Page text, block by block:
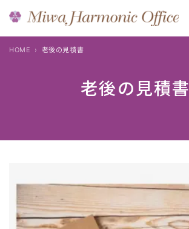
を
老後の見積書
HOME 老後の見積書